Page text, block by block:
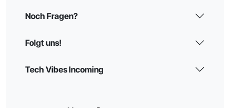
Noch Fragen?
Folgt uns!
Tech Vibes Incoming